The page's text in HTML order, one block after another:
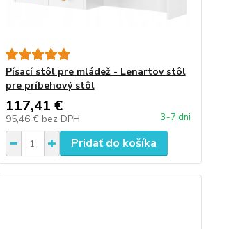
Písací stôl pre mládež - Lenartov stôl
pre príbehový stôl
117,41 €
95,46 € bez DPH 3-7 dni
Pridať do košíka